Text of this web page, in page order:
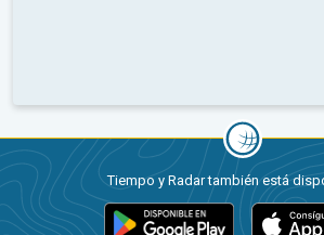
Tiempo y Radar también está